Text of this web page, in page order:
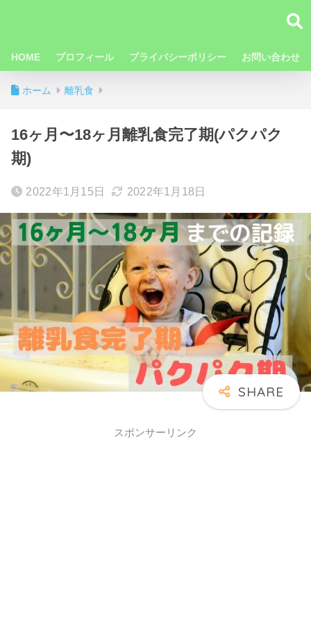
HOME プロフィール プライバシーポリシー お問い合わせ
ホーム 離乳食
16ヶ月〜18ヶ月離乳食完了期(パクパク
期)
2022年1月15日 2022年1月18日
スポンサーリンク